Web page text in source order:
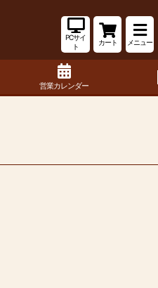
PCサイ
ト
カート メニュー
営業カレンダー